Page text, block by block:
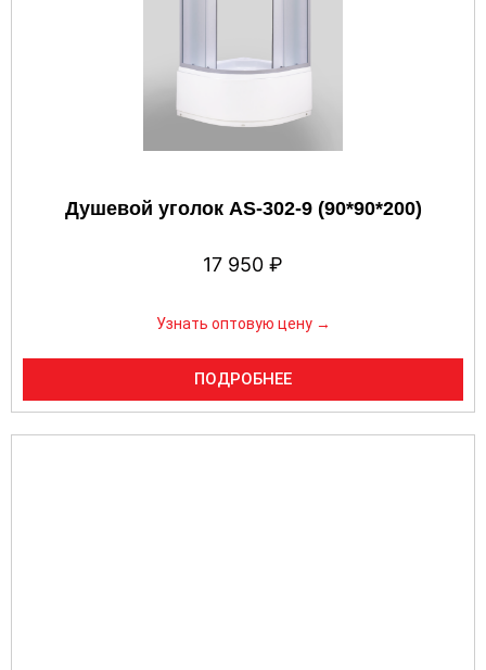
Душевой уголок AS-302-9 (90*90*200)
17 950 ₽
Узнать оптовую цену →
ПОДРОБНЕЕ